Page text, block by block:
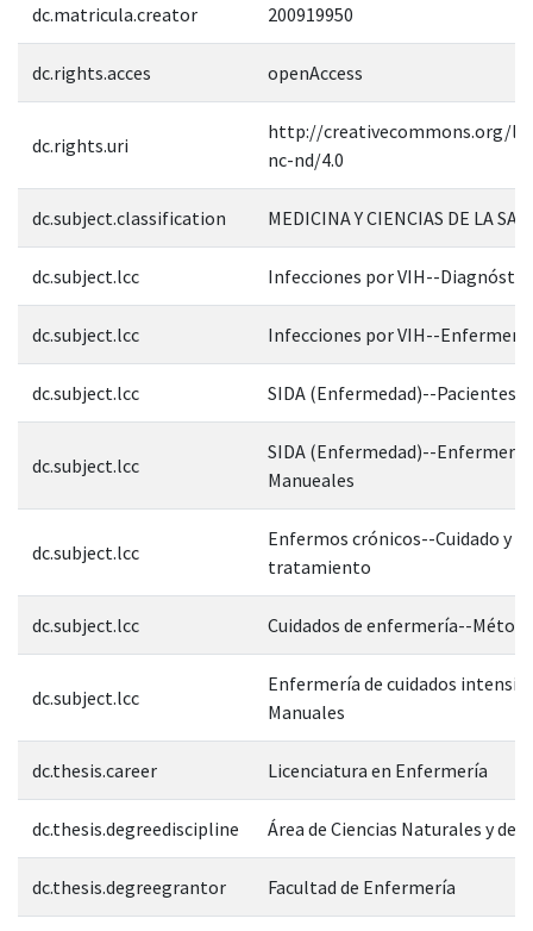
dc.matricula.creator 200919950
dc.rights.acces openAccess
dc.rights.uri
http://creativecommons.org/
nc-nd/4.0
dc.subject.classification MEDICINA Y CIENCIAS DE LA
dc.subject.lcc Infecciones por VIH--
dc.subject.lcc Infecciones por VIH--Enfermería
dc.subject.lcc SIDA (Enfermedad)--
dc.subject.lcc
SIDA (Enfermedad)--
Manueales
dc.subject.lcc
Enfermos crónicos--Cuidado y
tratamiento
dc.subject.lcc Cuidados de enfermería--
dc.subject.lcc
Enfermería de cuidados
Manuales
dc.thesis.career Licenciatura en Enfermería
dc.thesis.degreediscipline Área de Ciencias Naturales y de
dc.thesis.degreegrantor Facultad de Enfermería